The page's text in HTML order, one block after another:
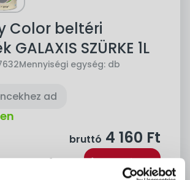
Color beltéri
SZÜRKE 1L
Mennyiségi egység: db
ad
bruttó 4 160 Ft
Kosárba